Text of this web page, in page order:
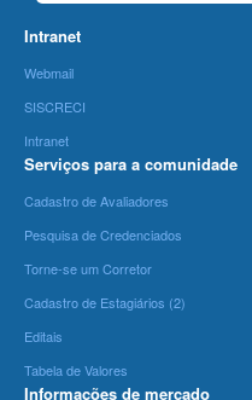
Intranet
Webmail
SISCRECI
Intranet
Serviços para a comunidade
Cadastro de Avaliadores
Pesquisa de Credenciados
Torne-se um Corretor
Cadastro de Estagiários (2)
Editais
Tabela de Valores
Informações de mercado